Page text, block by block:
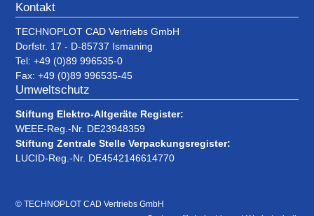
Kontakt
TECHNOPLOT CAD Vertriebs GmbH
Dorfstr. 17 - D-85737 Ismaning
Tel: +49 (0)89 996535-0
Fax: +49 (0)89 996535-45
Umweltschutz
Stiftung Elektro-Altgeräte Register:
WEEE-Reg.-Nr. DE23948359
Stiftung Zentrale Stelle Verpackungsregister:
LUCID-Reg.-Nr. DE4542146614770
© TECHNOPLOT CAD Vertriebs GmbH